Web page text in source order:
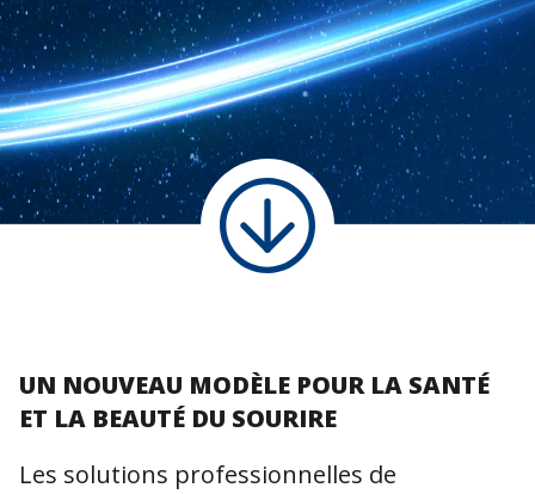
UN NOUVEAU MODÈLE POUR LA SANTÉ
ET LA BEAUTÉ DU SOURIRE
Les solutions professionnelles de